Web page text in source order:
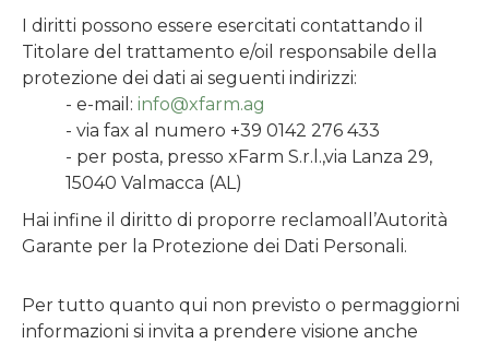
I diritti possono essere esercitati contattando il
Titolare del trattamento e/oil responsabile della
protezione dei dati ai seguenti indirizzi:
- e-mail: info@xfarm.ag
- via fax al numero +39 0142 276 433
- per posta, presso xFarm S.r.l.,via Lanza 29,
15040 Valmacca (AL)
Hai infine il diritto di proporre reclamoall’Autorità
Garante per la Protezione dei Dati Personali.
Per tutto quanto qui non previsto o permaggiorni
informazioni si invita a prendere visione anche